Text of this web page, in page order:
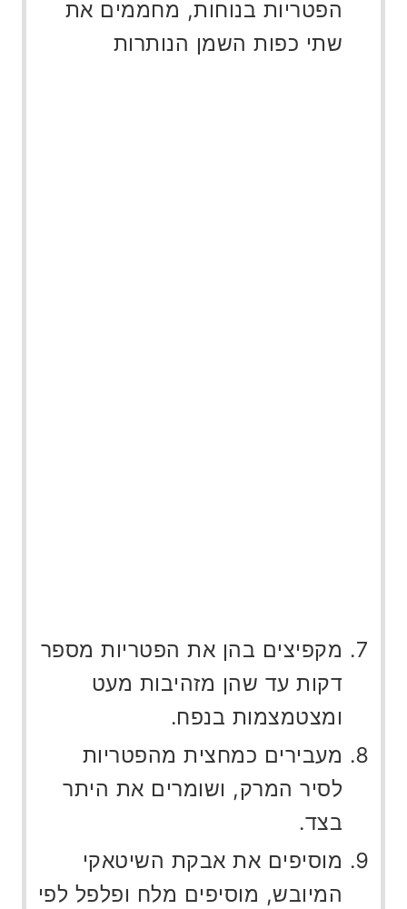
הפטריות בנוחות, מחממים את
שתי כפות השמן הנותרות
מקפיצים בהן את הפטריות מספר
דקות עד שהן מזהיבות מעט
ומצטמצמות בנפח.
מעבירים כמחצית מהפטריות
לסיר המרק, ושומרים את היתר
בצד.
מוסיפים את אבקת השיטאקי
המיובש, מוסיפים מלח ופלפל לפי